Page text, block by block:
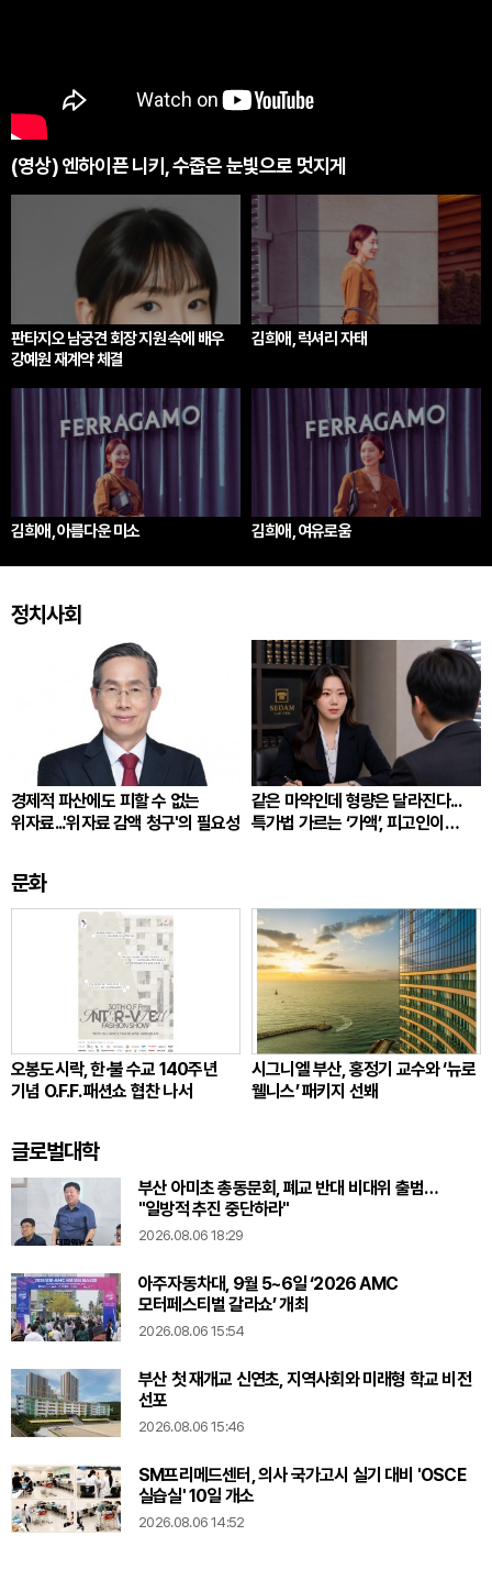
(영상) 엔하이픈 니키, 수줍은 눈빛으로 멋지게
판타지오 남궁견 회장 지원 속에 배우
강예원 재계약 체결
김희애, 럭셔리 자태
김희애, 아름다운 미소 김희애, 여유로움
정치사회
경제적 파산에도 피할 수 없는
위자료...'위자료 감액 청구'의 필요성
같은 마약인데 형량은 달라진다...
특가법 가르는 ‘가액’, 피고인이
문화
오봉도시락, 한·불 수교 140주년
기념 O.F.F. 패션쇼 협찬 나서
시그니엘 부산, 홍정기 교수와 ‘뉴로
웰니스’ 패키지 선봬
글로벌대학
부산 아미초 총동문회, 폐교 반대 비대위 출범…
"일방적 추진 중단하라"
2026.08.06 18:29
아주자동차대, 9월 5~6일 ‘2026 AMC
모터페스티벌 갈라쇼’ 개최
2026.08.06 15:54
부산 첫 재개교 신연초, 지역사회와 미래형 학교 비전
선포
2026.08.06 15:46
SM프리메드센터, 의사 국가고시 실기 대비 'OSCE
실습실' 10일 개소
2026.08.06 14:52